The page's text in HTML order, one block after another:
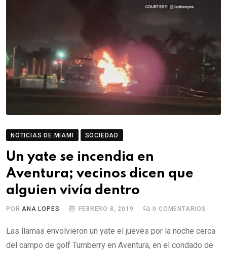
NOTICIAS DE MIAMI SOCIEDAD
Un yate se incendia en
Aventura; vecinos dicen que
alguien vivía dentro
PORANA LOPES FEBRERO 8, 2019 0 COMENTARIOS
Las llamas envolvieron un yate el jueves por la noche cerca
del campo de golf Turnberry en Aventura, en el condado de